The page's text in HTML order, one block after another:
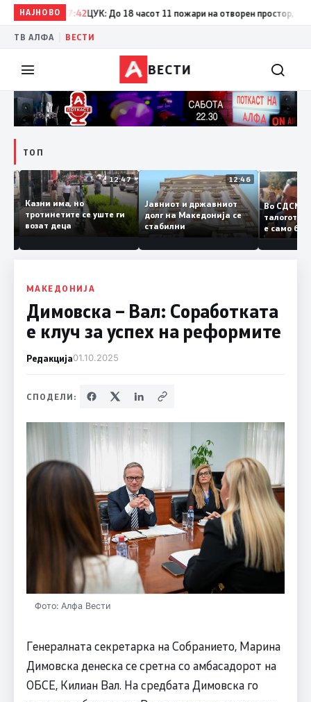
НАЈНОВО
17:42 ЦУК: До 18 часот 11 пожари на отворен простор, од кои
ТВ АЛФА ВЕСТИ
ВЕСТИ
ТОП
12:50
и
12:47
Казни има, но
тротинетите се уште ги
возат деца
12:46
Јавниот и државниот
долг на Македонија се
стабилни
Во
е само
копија
Заев
МАКЕДОНИЈА
Димовска – Вал: Соработката
е клуч за успех на реформите
Редакција01.10.2025
СПОДЕЛИ:
Фото: Алфа Вести
Генералната секретарка на Собранието, Марина
Димовска денеска се сретна со амбасадорот на
ОБСЕ, Килиан Вал. На средбата Димовска го